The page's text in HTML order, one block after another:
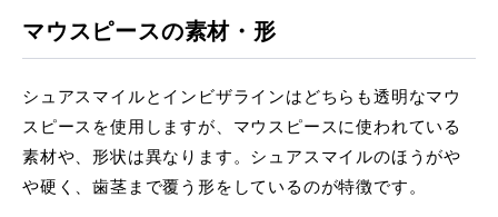
マウスピースの素材・形
シュアスマイルとインビザラインはどちらも透明なマウ
スピースを使用しますが、マウスピースに使われている
素材や、形状は異なります。シュアスマイルのほうがや
や硬く、歯茎まで覆う形をしているのが特徴です。